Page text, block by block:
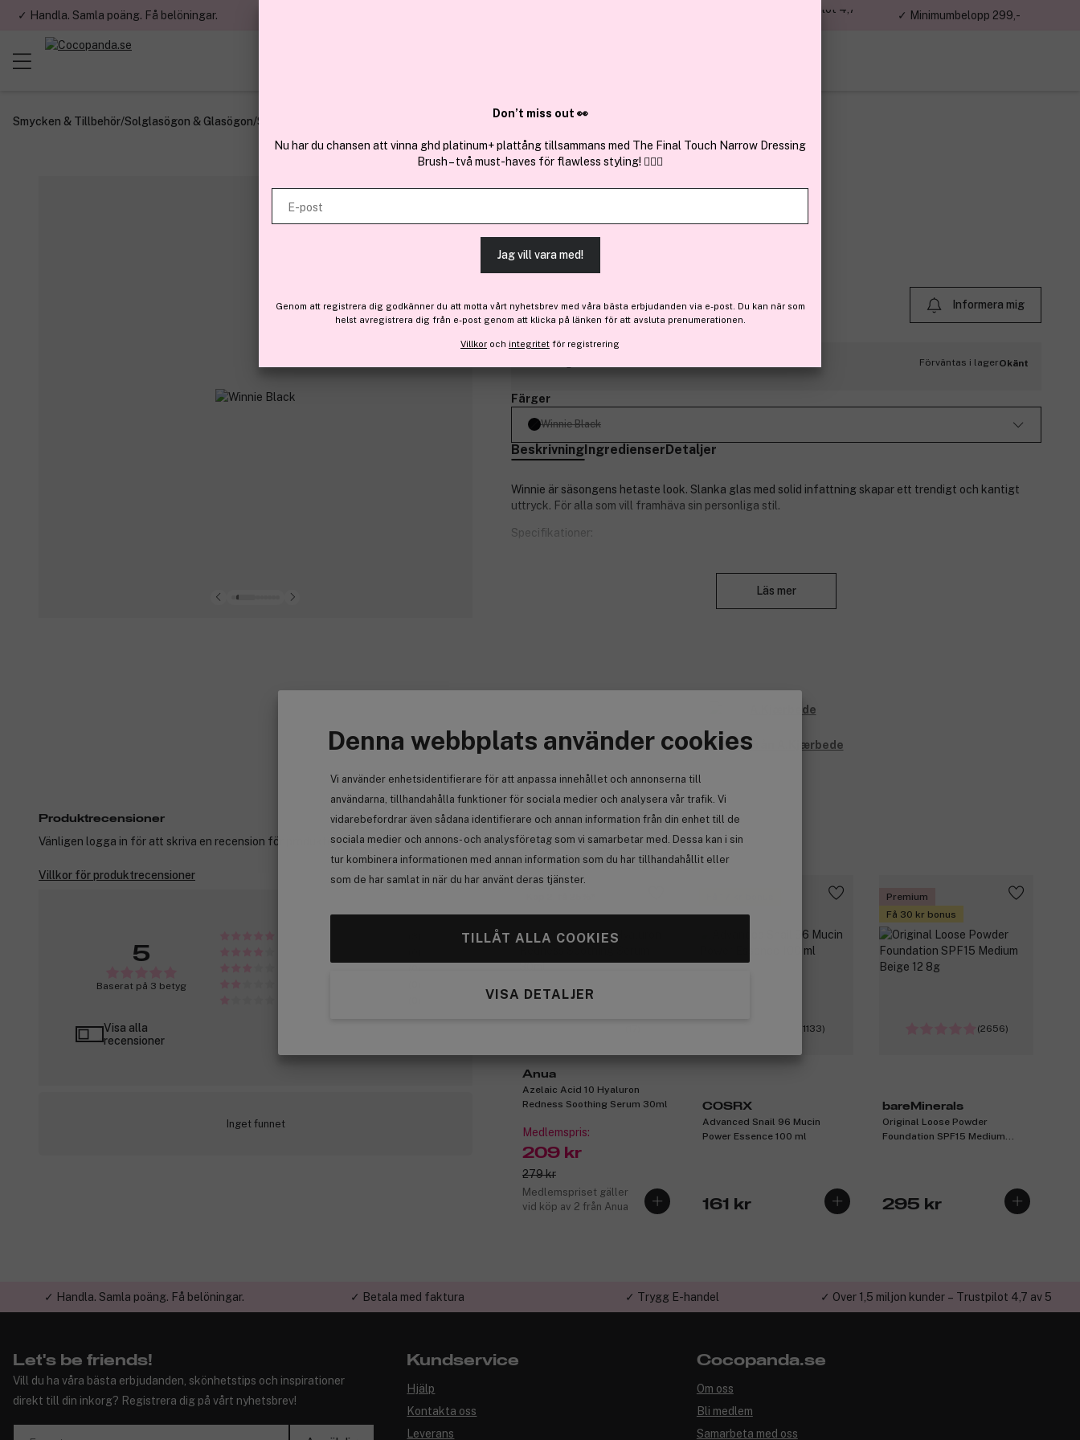
Denna webbplats använder cookies
Vi använder enhetsidentifierare för att anpassa innehållet och annonserna till
användarna, tillhandahålla funktioner för sociala medier och analysera vår trafik. Vi
vidarebefordrar även sådana identifierare och annan information från din enhet till de
sociala medier och annons- och analysföretag som vi samarbetar med. Dessa kan i sin
tur kombinera informationen med annan information som du har tillhandahållit eller
som de har samlat in när du har använt deras tjänster.
TILLÅT ALLA COOKIES
VISA DETALJER
✓ Handla. Samla poäng. Få belöningar.
✓ Över 1,5 miljon kunder – Trustpilot 4,7
✓ Minimumbelopp 299,-
Smycken & Tillbehör/Solglasögon & Glasögon/Solglasögon
Winnie Black
Slut i lager
Informera mig
Förväntas i lagerOkänt
Färger
Winnie Black
BeskrivningIngredienserDetaljer
Winnie är säsongens hetaste look. Slanka glas med solid infattning skapar ett trendigt och kantigt
uttryck. För alla som vill framhäva sin personliga stil.
Specifikationer:
Läs mer
Se allt från A.Kjærbede
Vi rekommenderar detta till dig
Anua
Azelaic Acid 10 Hyaluron
Redness Soothing Serum 30ml
Medlemspris:
209 kr
279 kr
Medlemspriset gäller
vid köp av 2 från Anua
(1133)
COSRX
Advanced Snail 96 Mucin
Power Essence 100 ml
161 kr
Premium
Få 30 kr bonus
(2656)
bareMinerals
Original Loose Powder
Foundation SPF15 Medium
295 kr
Produktrecensioner
Vänligen logga in för att skriva en recension för produkter som du har köpt.
Villkor för produktrecensioner
5
Baserat på 3 betyg
Visa alla
recensioner
Inget funnet
✓ Handla. Samla poäng. Få belöningar. ✓ Betala med faktura ✓ Trygg E-handel ✓ Över 1,5 miljon kunder – Trustpilot 4,7 av 5
Let's be friends!
Vill du ha våra bästa erbjudanden, skönhetstips och inspirationer
direkt till din inkorg? Registrera dig på vårt nyhetsbrev!
Kundservice
Hjälp
Kontakta oss
Leverans
Cocopanda.se
Om oss
Bli medlem
Samarbeta med oss
Don’t miss out 👀
Nu har du chansen att vinna ghd platinum+ plattång tillsammans med The Final Touch Narrow Dressing
Brush – två must-haves för flawless styling! 💇‍♀️✨
E-post
Jag vill vara med!
Genom att registrera dig godkänner du att motta vårt nyhetsbrev med våra bästa erbjudanden via e-post. Du kan när som
helst avregistrera dig från e-post genom att klicka på länken för att avsluta prenumerationen.
Villkor och integritet för registrering